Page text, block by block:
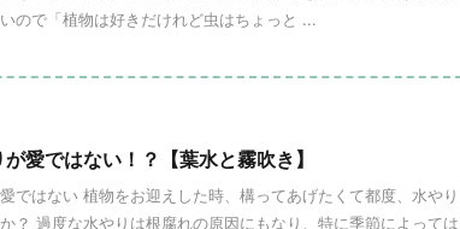
ので「植物は好きだけれど虫はちょっと ...
愛ではない！？【葉水と霧吹き】
ではない 植物をお迎えした時、構ってあげたくて都度、水やり
？ 過度な水やりは根腐れの原因にもなり、特に季節によっては